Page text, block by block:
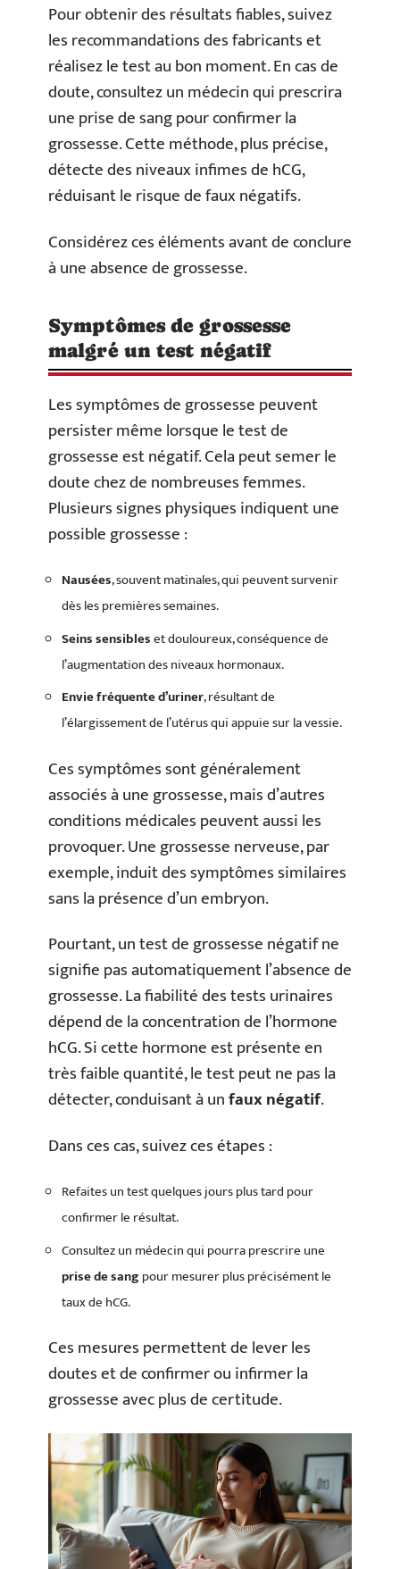
Pour obtenir des résultats fiables, suivez
les recommandations des fabricants et
réalisez le test au bon moment. En cas de
doute, consultez un médecin qui prescrira
une prise de sang pour confirmer la
grossesse. Cette méthode, plus précise,
détecte des niveaux infimes de hCG,
réduisant le risque de faux négatifs.
Considérez ces éléments avant de conclure
à une absence de grossesse.
Symptômes de grossesse
malgré un test négatif
Les symptômes de grossesse peuvent
persister même lorsque le test de
grossesse est négatif. Cela peut semer le
doute chez de nombreuses femmes.
Plusieurs signes physiques indiquent une
possible grossesse :
Nausées, souvent matinales, qui peuvent survenir
dès les premières semaines.
Seins sensibleset douloureux, conséquence de
l’augmentation des niveaux hormonaux.
Envie fréquente d’uriner, résultant de
l’élargissement de l’utérus qui appuie sur la vessie.
Ces symptômes sont généralement
associés à une grossesse, mais d’autres
conditions médicales peuvent aussi les
provoquer. Une grossesse nerveuse, par
exemple, induit des symptômes similaires
sans la présence d’un embryon.
Pourtant, un test de grossesse négatif ne
signifie pas automatiquement l’absence de
grossesse. La fiabilité des tests urinaires
dépend de la concentration de l’hormone
hCG. Si cette hormone est présente en
très faible quantité, le test peut ne pas la
détecter, conduisant à unfaux négatif.
Dans ces cas, suivez ces étapes :
Refaites un test quelques jours plus tard pour
confirmer le résultat.
Consultez un médecin qui pourra prescrire une
prise de sang pour mesurer plus précisément le
taux de hCG.
Ces mesures permettent de lever les
doutes et de confirmer ou infirmer la
grossesse avec plus de certitude.